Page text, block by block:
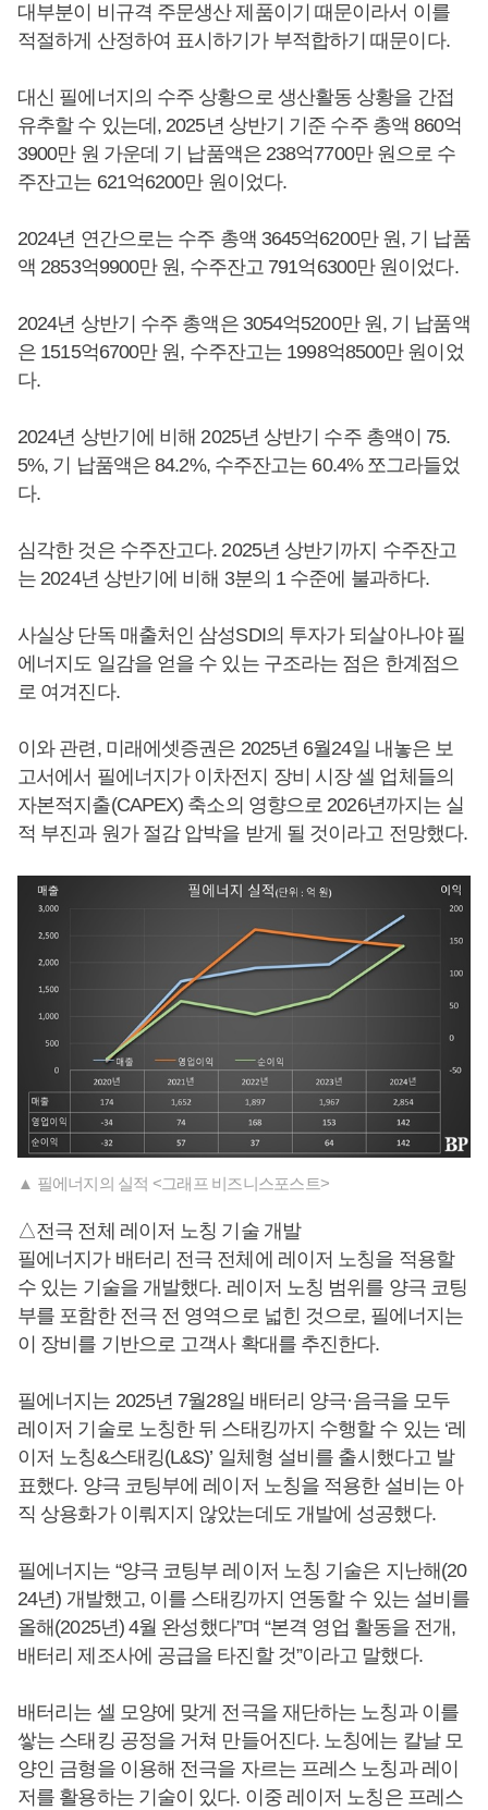
대부분이 비규격 주문생산 제품이기 때문이라서 이를
적절하게 산정하여 표시하기가 부적합하기 때문이다.
대신 필에너지의 수주 상황으로 생산활동 상황을 간접
유추할 수 있는데, 2025년 상반기 기준 수주 총액 860억
3900만 원 가운데 기 납품액은 238억7700만 원으로 수
주잔고는 621억6200만 원이었다.
2024년 연간으로는 수주 총액 3645억6200만 원, 기 납품
액 2853억9900만 원, 수주잔고 791억6300만 원이었다.
2024년 상반기 수주 총액은 3054억5200만 원, 기 납품액
은 1515억6700만 원, 수주잔고는 1998억8500만 원이었
다.
2024년 상반기에 비해 2025년 상반기 수주 총액이 75.
5%, 기 납품액은 84.2%, 수주잔고는 60.4% 쪼그라들었
다.
심각한 것은 수주잔고다. 2025년 상반기까지 수주잔고
는 2024년 상반기에 비해 3분의 1 수준에 불과하다.
사실상 단독 매출처인 삼성SDI의 투자가 되살아나야 필
에너지도 일감을 얻을 수 있는 구조라는 점은 한계점으
로 여겨진다.
이와 관련, 미래에셋증권은 2025년 6월24일 내놓은 보
고서에서 필에너지가 이차전지 장비 시장 셀 업체들의
자본적지출(CAPEX) 축소의 영향으로 2026년까지는 실
적 부진과 원가 절감 압박을 받게 될 것이라고 전망했다.
▲ 필에너지의 실적 <그래프 비즈니스포스트>
△전극 전체 레이저 노칭 기술 개발
필에너지가 배터리 전극 전체에 레이저 노칭을 적용할
수 있는 기술을 개발했다. 레이저 노칭 범위를 양극 코팅
부를 포함한 전극 전 영역으로 넓힌 것으로, 필에너지는
이 장비를 기반으로 고객사 확대를 추진한다.
필에너지는 2025년 7월28일 배터리 양극·음극을 모두
레이저 기술로 노칭한 뒤 스태킹까지 수행할 수 있는 ‘레
이저 노칭&스태킹(L&S)’ 일체형 설비를 출시했다고 발
표했다. 양극 코팅부에 레이저 노칭을 적용한 설비는 아
직 상용화가 이뤄지지 않았는데도 개발에 성공했다.
필에너지는 “양극 코팅부 레이저 노칭 기술은 지난해(20
24년) 개발했고, 이를 스태킹까지 연동할 수 있는 설비를
올해(2025년) 4월 완성했다”며 “본격 영업 활동을 전개,
배터리 제조사에 공급을 타진할 것”이라고 말했다.
배터리는 셀 모양에 맞게 전극을 재단하는 노칭과 이를
쌓는 스태킹 공정을 거쳐 만들어진다. 노칭에는 칼날 모
양인 금형을 이용해 전극을 자르는 프레스 노칭과 레이
저를 활용하는 기술이 있다. 이중 레이저 노칭은 프레스